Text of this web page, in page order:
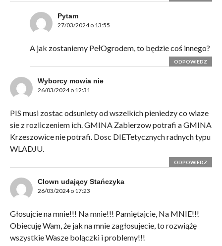
Pytam
27/03/2024 o 13:55
A jak zostaniemy PełOgrodem, to będzie coś innego?
ODPOWIEDZ
Wyborcy mowia nie
26/03/2024 o 12:31
PIS musi zostac odsuniety od wszelkich pieniedzy co wiaze
sie z rozliczeniem ich. GMINA Zabierzow potrafi a GMINA
Krzeszowice nie potrafi. Dosc DIETetycznych radnych typu
WLADJU.
ODPOWIEDZ
Clown udający Stańczyka
26/03/2024 o 17:23
Głosujcie na mnie!!! Na mnie!!! Pamiętajcie, Na MNIE!!!
Obiecuję Wam, że jak na mnie zagłosujecie, to rozwiążę
wszystkie Wasze bolączki i problemy!!!